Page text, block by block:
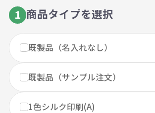
1 商品タイプを選択
既製品（名入れなし）
既製品（サンプル注文）
1色シルク印刷(A)